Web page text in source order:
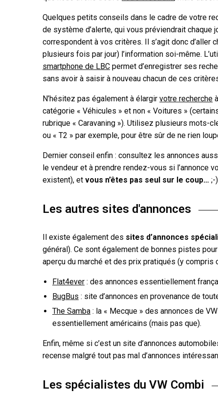
Quelques petits conseils dans le cadre de votre
de système d’alerte, qui vous préviendrait chaque
correspondent à vos critères. Il s’agit donc d’aller
plusieurs fois par jour) l’information soi-même.
smartphone de LBC permet d’enregistrer ses
sans avoir à saisir à nouveau chacun de ces
N’hésitez pas également à élargirvotre recherche
catégorie « Véhicules » et non « Voitures »
rubrique « Caravaning »). Utilisez plusieurs mots-
ou « T2 » par exemple, pour être sûr de ne rien
Dernier conseil enfin : consultez les annonces
le vendeur et à prendre rendez-vous si
existent), etvous n’êtes pas seul sur le coup… ;-)
Les autres sites d'annonces
Il existe également des sites d’annonces
général). Ce sont également de bonnes pistes
aperçu du marché et des prix pratiqués (y compris
Flat4ever : des annonces essentiellement
BugBus : site d’annonces en provenance de
The Samba : la « Mecque » des annonces de
essentiellement américains (mais pas que).
Enfin, même si c’est un site d’annonces
recense malgré tout pas mal d’annonces
Les spécialistes du VW Combi